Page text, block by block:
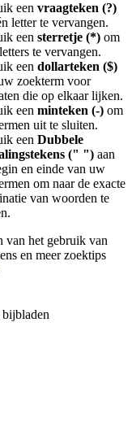
een vraagteken (?)
letter te vervangen.
een sterretje (*) om
te vervangen.
een dollarteken ($)
zoekterm voor
die op elkaar lijken.
een minteken (-) om
uit te sluiten.
een Dubbele
(" ") aan
en einde van uw
om naar de exacte
van woorden te
van het gebruik van
en meer zoektips